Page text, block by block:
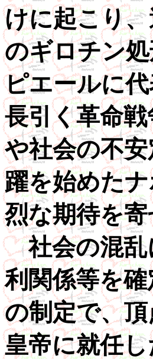
けに起こり
のギロチン
ピエールに
長引く革命
や社会の不
躍を始めた
烈な期待を
社会の混乱
利関係等を
の制定で、
皇帝に就任